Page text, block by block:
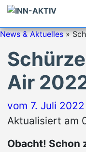
News & Aktuelles»
Air
vom 7. Juli 2022
Aktualisiert am
Obacht! Schon